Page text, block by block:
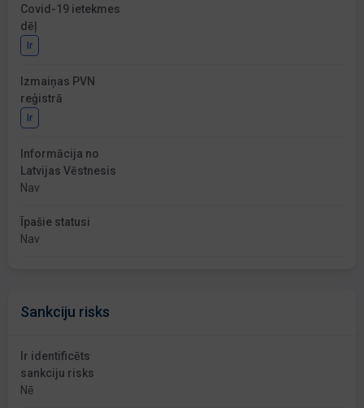
Covid-19 ietekmes
dēļ
Ir
Izmaiņas PVN
reģistrā
Ir
Informācija no
Latvijas Vēstnesis
Nav
Īpašie statusi
Nav
Sankciju risks
Ir identificēts
sankciju risks
Nē